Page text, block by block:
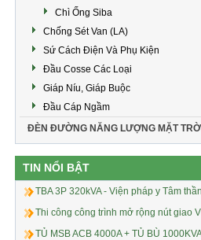
Chì Ống Siba
Chống Sét Van (LA)
Sứ Cách Điện Và Phụ Kiện
Đầu Cosse Các Loại
Giáp Níu, Giáp Buộc
Đầu Cáp Ngầm
ĐÈN ĐƯỜNG NĂNG LƯỢNG MẶT
TIN NỔI BẬT
TBA 3P 320kVA - Viện pháp y Tâm
Thi công công trình mở rộng nút giao
TỦ MSB ACB 4000A + TỦ BÙ